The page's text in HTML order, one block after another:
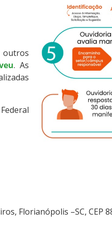
outros
. As
Florianópolis –SC, CEP